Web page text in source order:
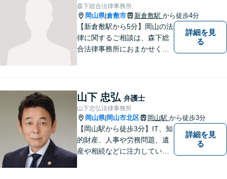
応」を実現します！
森下総合法律事務所
岡山県|倉敷市 新倉敷駅 から徒歩4分
【新倉敷駅から5分】岡山の法
律に関するご相談は、森下総
合法律事務所におまかせくだ
詳細を見
る
山下 忠弘 弁護士
山下忠弘法律事務所
岡山県| 岡山市北区 岡山駅 から徒歩3分
【岡山駅から徒歩3分】IT、知
的財産、人事や労務問題、遺
産や相続などに注力していま
詳細を見
る